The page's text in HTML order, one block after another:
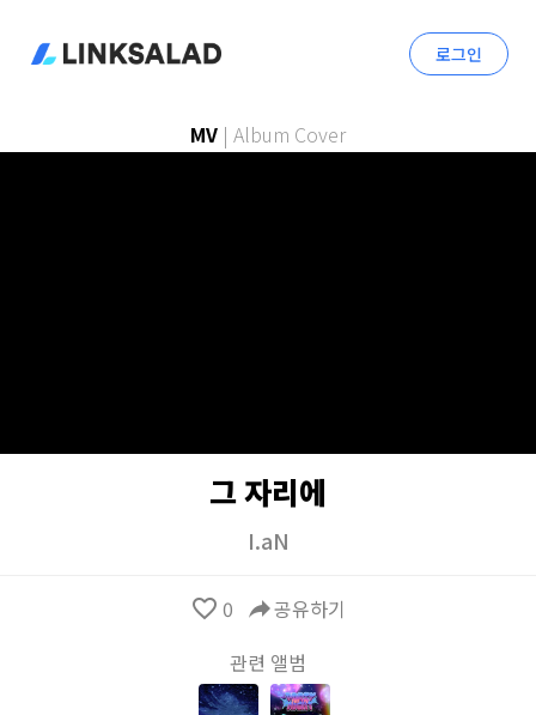
로그인
MV | Album Cover
그 자리에
I.aN
favorite_border 0 reply공유하기
관련 앨범